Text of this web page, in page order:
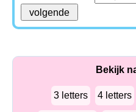
Bekijk
3 letters 4 letters